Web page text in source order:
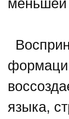
языка,